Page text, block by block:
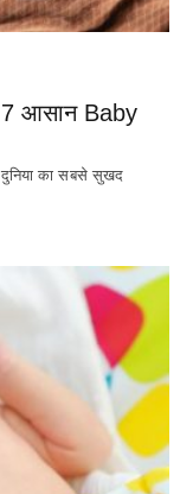
आसान Baby
का सबसे सुखद